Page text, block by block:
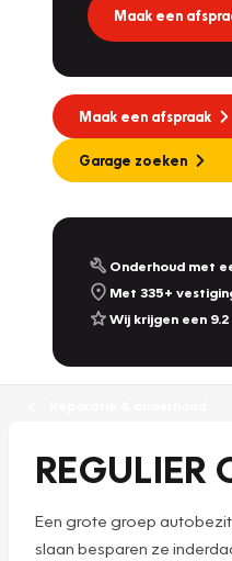
Maak een
Maak een afspraak
Garage zoeken
Onderhoud met
Met 335+
Wij krijgen een
REGULIER
Een grote groep
slaan besparen ze